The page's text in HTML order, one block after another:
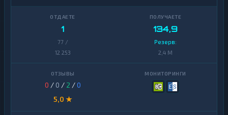
1
77 /
12 253
134,9
Резерв:
2,4 M
0 / 0 / 2 /0
5,0 ★